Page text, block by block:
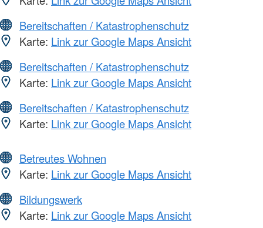
Bereitschaften / Katastrophenschutz
Karte: Link zur Google Maps Ansicht
Bereitschaften / Katastrophenschutz
Karte: Link zur Google Maps Ansicht
Bereitschaften / Katastrophenschutz
Karte: Link zur Google Maps Ansicht
Betreutes Wohnen
Karte: Link zur Google Maps Ansicht
Bildungswerk
Karte: Link zur Google Maps Ansicht